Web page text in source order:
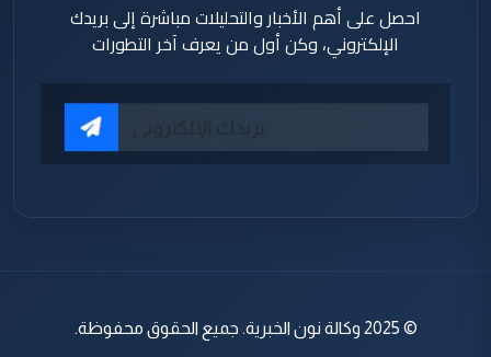
احصل على أهم الأخبار والتحليلات مباشرة إلى بريدك
الإلكتروني، وكن أول من يعرف آخر التطورات
© 2025 وكالة نون الخبرية. جميع الحقوق محفوظة.